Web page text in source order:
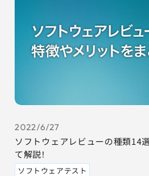
2022/6/27
ソフトウェアレビューの種類14
て解説！
ソフトウェアテスト